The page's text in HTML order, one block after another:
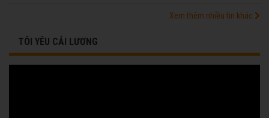
Xem thêm nhiều tin khác
TÔI YÊU CẢI LƯƠNG